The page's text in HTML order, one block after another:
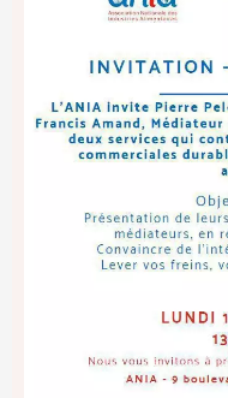
Catégorie :
Économie - Export